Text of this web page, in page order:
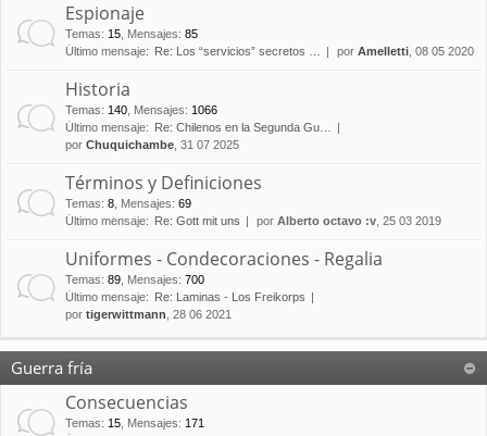
Espionaje
Temas: 15 Mensajes: 85
Último mensaje:
Re: Los “servicios” secretos … por Amelletti , 08 05 2020
Historia
Temas: 140 Mensajes: 1066
Último mensaje:
Re: Chilenos en la Segunda Gu…
por Chuquichambe , 31 07 2025
Términos y Definiciones
Temas: 8 Mensajes: 69
Último mensaje:
Re: Gott mit uns por Alberto octavo :v , 25 03 2019
Uniformes - Condecoraciones - Regalia
Temas: 89 Mensajes: 700
Último mensaje:
Re: Laminas - Los Freikorps
por tigerwittmann , 28 06 2021
Guerra fría
Consecuencias
Temas: 15 Mensajes: 171